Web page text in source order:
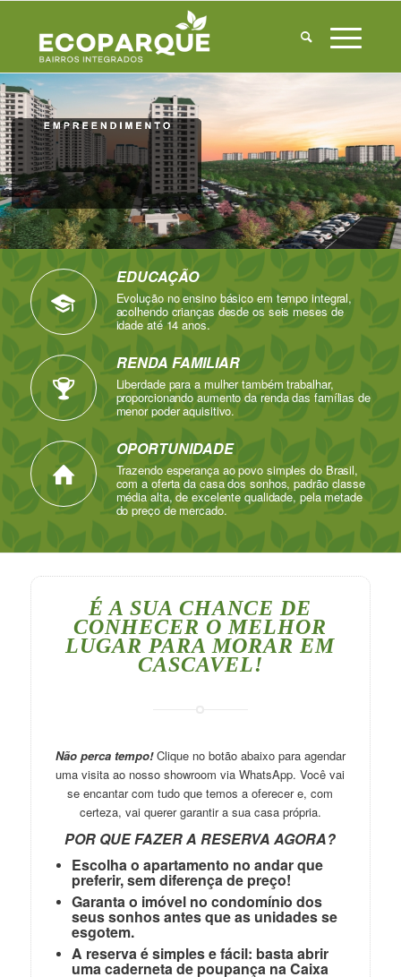
EDUCAÇÃO
Evolução no ensino básico em tempo integral,
acolhendo crianças desde os seis meses de
idade até 14 anos.
RENDA FAMILIAR
Liberdade para a mulher também trabalhar,
proporcionando aumento da renda das famílias de
menor poder aquisitivo.
OPORTUNIDADE
Trazendo esperança ao povo simples do Brasil,
com a oferta da casa dos sonhos, padrão classe
média alta, de excelente qualidade, pela metade
do preço de mercado.
É A SUA CHANCE DE
CONHECER O MELHOR
LUGAR PARA MORAR EM
CASCAVEL!
Não perca tempo!Clique no botão abaixo para agendar
uma visita ao nosso showroom via WhatsApp. Você vai
se encantar com tudo que temos a oferecer e, com
certeza, vai querer garantir a sua casa própria.
POR QUE FAZER A RESERVA AGORA?
Escolha o apartamento no andar que
preferir, sem diferença de preço!
Garanta o imóvel no condomínio dos
seus sonhos antes que as unidades se
esgotem.
A reserva é simples e fácil: basta abrir
uma caderneta de poupança na Caixa